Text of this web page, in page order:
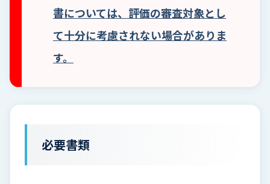
書については、評価の審査対象とし
て十分に考慮されない場合がありま
す。
必要書類